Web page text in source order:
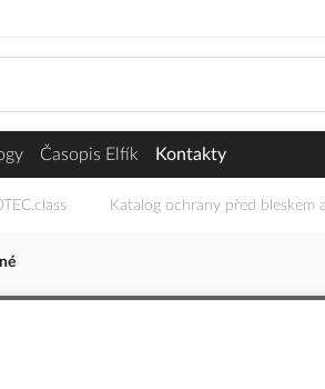
Časopis Elfík Kontakty
Katalog ochrany před bleskem